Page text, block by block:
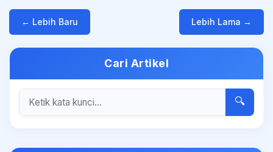
← Lebih Baru Lebih Lama →
Cari Artikel
🔍